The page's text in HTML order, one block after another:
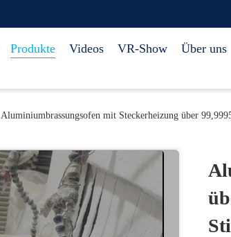
Produkte Videos VR-Show Über uns
Aluminiumbrassungsofen mit Steckerheizung über